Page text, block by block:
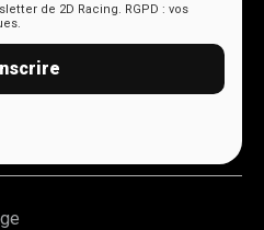
de 2D Racing. RGPD : vos